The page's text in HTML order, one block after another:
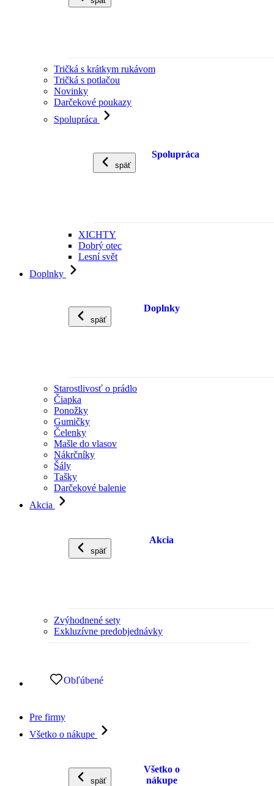
Tričká s krátkym rukávom
Tričká s potlačou
Novinky
Darčekové poukazy
Spolupráca
späť
Spolupráca
XICHTY
Dobrý otec
Lesní svět
Doplnky
späť
Doplnky
Starostlivosť o prádlo
Čiapka
Ponožky
Gumičky
Čelenky
Mašle do vlasov
Nákrčníky
Šály
Tašky
Darčekové balenie
Akcia
späť
Akcia
Zvýhodnené sety
Exkluzívne predobjednávky
Obľúbené
Pre firmy
Všetko o nákupe
späť
Všetko o
nákupe